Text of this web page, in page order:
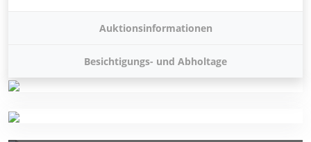
Auktionsinformationen
Besichtigungs- und Abholtage